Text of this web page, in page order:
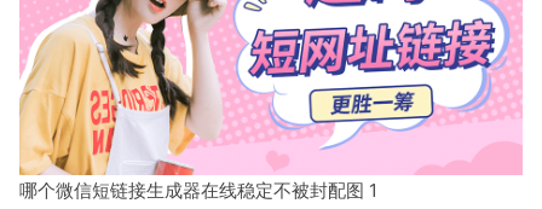
哪个微信短链接生成器在线稳定不被封配图 1